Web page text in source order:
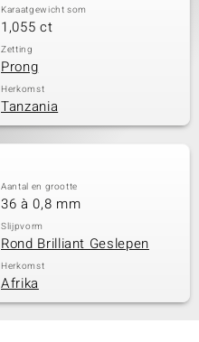
Karaatgewicht som
1,055 ct
Zetting
Prong
Herkomst
Tanzania
Aantal en grootte
36 à 0,8 mm
Slijpvorm
Rond Brilliant Geslepen
Herkomst
Afrika